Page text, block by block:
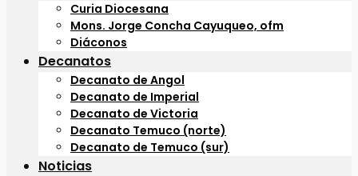
Curia Diocesana
Mons. Jorge Concha Cayuqueo, ofm
Diáconos
Decanatos
Decanato de Angol
Decanato de Imperial
Decanato de Victoria
Decanato Temuco (norte)
Decanato de Temuco (sur)
Noticias